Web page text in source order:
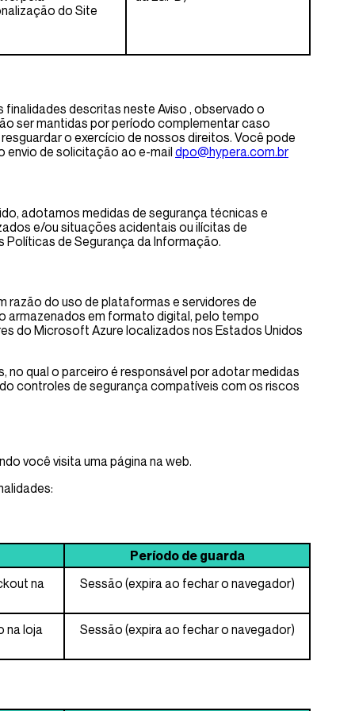
do Site
descritas neste Aviso , observado o
ser mantidas por período complementar caso
o exercício de nossos direitos. Você pode
envio de solicitação ao e-mail dpo@hypera.com.br
adotamos medidas de segurança técnicas e
e/ou situações acidentais ou ilícitas de
de Segurança da Informação.
do uso de plataformas e servidores de
armazenados em formato digital, pelo tempo
do Microsoft Azure localizados nos Estados Unidos
qual o parceiro é responsável por adotar medidas
controles de segurança compatíveis com os riscos
você visita uma página na web.
Período de guarda
na
Sessão (expira ao fechar o navegador)
na loja Sessão (expira ao fechar o navegador)